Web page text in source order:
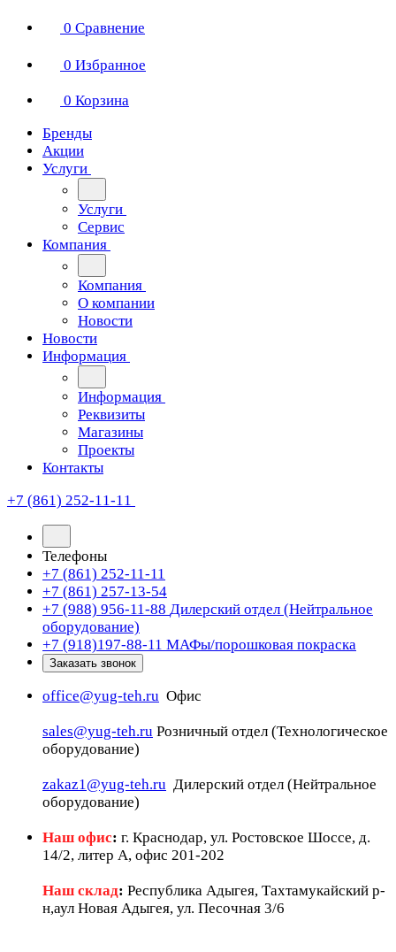
0 Сравнение
0 Избранное
0 Корзина
Бренды
Акции
Услуги
Услуги
Сервис
Компания
Компания
О компании
Новости
Новости
Информация
Информация
Реквизиты
Магазины
Проекты
Контакты
+7 (861) 252-11-11
Телефоны
+7 (861) 252-11-11
+7 (861) 257-13-54
+7 (988) 956-11-88 Дилерский отдел (Нейтральное
оборудование)
+7 (918)197-88-11 МАФы/порошковая покраска
Заказать звонок
office@yug-teh.ru Офис
sales@yug-teh.ru Розничный отдел (Технологическое
оборудование)
zakaz1@yug-teh.ru Дилерский отдел (Нейтральное
оборудование)
Наш офис: г. Краснодар, ул. Ростовское Шоссе, д.
14/2, литер А, офис 201-202
Наш склад: Республика Адыгея, Тахтамукайский р-
н,аул Новая Адыгея, ул. Песочная 3/6